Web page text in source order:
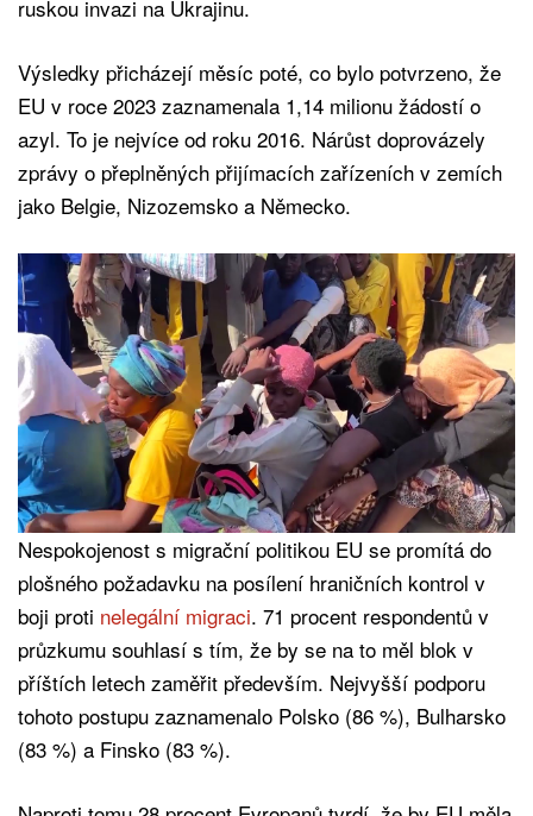
ruskou invazi na Ukrajinu.
Výsledky přicházejí měsíc poté, co bylo potvrzeno, že
EU v roce 2023 zaznamenala 1,14 milionu žádostí o
azyl. To je nejvíce od roku 2016. Nárůst doprovázely
zprávy o přeplněných přijímacích zařízeních v zemích
jako Belgie, Nizozemsko a Německo.
Nespokojenost s migrační politikou EU se promítá do
plošného požadavku na posílení hraničních kontrol v
boji proti nelegální migraci. 71 procent respondentů v
průzkumu souhlasí s tím, že by se na to měl blok v
příštích letech zaměřit především. Nejvyšší podporu
tohoto postupu zaznamenalo Polsko (86 %), Bulharsko
(83 %) a Finsko (83 %).